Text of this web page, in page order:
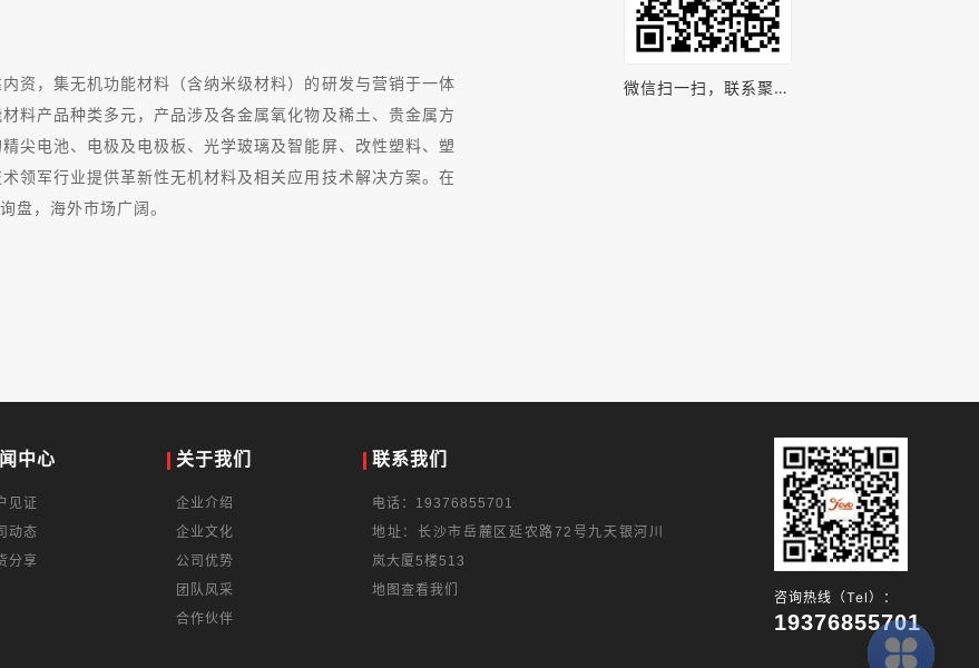
资，集无机功能材料（含纳米级材料）的研发与营销于一体
料产品种类多元，产品涉及各金属氧化物及稀土、贵金属方
尖电池、电极及电极板、光学玻璃及智能屏、改性塑料、塑
领军行业提供革新性无机材料及相关应用技术解决方案。在
盘，海外市场广阔。
微信扫一扫，联系聚之
中心
见证
动态
分享
关于我们
企业介绍
企业文化
公司优势
团队风采
合作伙伴
联系我们
电话：19376855701
地址：长沙市岳麓区延农路72号九天银河川
岚大厦5楼513
地图查看我们
咨询热线（Tel）：
19376855701